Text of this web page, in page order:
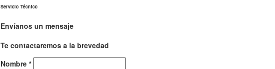
Servicio Técnico
Envíanos un mensaje
Te contactaremos a la brevedad
Nombre *